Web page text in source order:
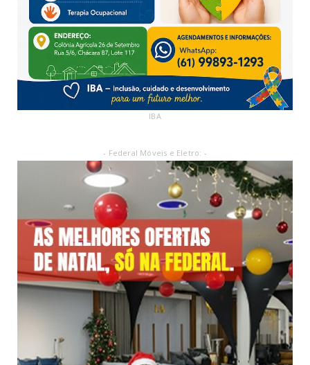
IBA
- Federal Móveis e Eletro: -